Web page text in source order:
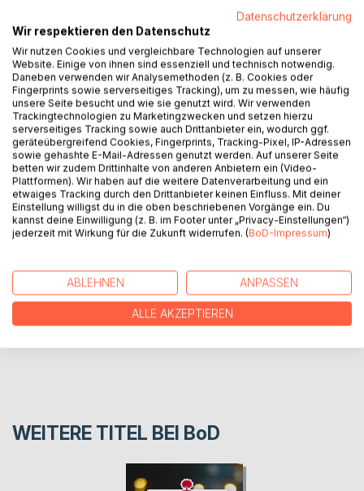
Zwei Brüder erhalten auf dem Sterbebett ihres Vaters ihre
Bestimmung.
Von etwas Höherem auserkoren, machen sie sich auf den
Weg, ihrer Aufgabe gerecht zu werden.
Der ältere Bruder muss ein Schiff sein Eigen nennen, der
jüngere, sich mit der Unterschicht verbrüdern und somit
eine verwegene Mannschaft anführen.
Nach zehn Jahren treffen sie sich wieder. Haben sie ihre
Aufgaben erledigt? Und können sie die Schergen der
Finsternis zurück in die Hölle stoßen?
Das Herz der Engel wird sie leiten.
AUTOR/IN
PRESSESTIMMEN
REZENSIONEN
WEITERE TITEL BEI BoD
Datenschutzerklärung
Wir respektieren den Datenschutz
Wir nutzen Cookies und vergleichbare Technologien auf unserer
Website. Einige von ihnen sind essenziell und technisch notwendig.
Daneben verwenden wir Analysemethoden (z. B. Cookies oder
Fingerprints sowie serverseitiges Tracking), um zu messen, wie häufig
unsere Seite besucht und wie sie genutzt wird. Wir verwenden
Trackingtechnologien zu Marketingzwecken und setzen hierzu
serverseitiges Tracking sowie auch Drittanbieter ein, wodurch ggf.
geräteübergreifend Cookies, Fingerprints, Tracking-Pixel, IP-Adressen
sowie gehashte E-Mail-Adressen genutzt werden. Auf unserer Seite
betten wir zudem Drittinhalte von anderen Anbietern ein (Video-
Plattformen). Wir haben auf die weitere Datenverarbeitung und ein
etwaiges Tracking durch den Drittanbieter keinen Einfluss. Mit deiner
Einstellung willigst du in die oben beschriebenen Vorgänge ein. Du
kannst deine Einwilligung (z. B. im Footer unter „Privacy-Einstellungen“)
jederzeit mit Wirkung für die Zukunft widerrufen. (BoD-Impressum)
ABLEHNEN ANPASSEN
ALLE AKZEPTIEREN